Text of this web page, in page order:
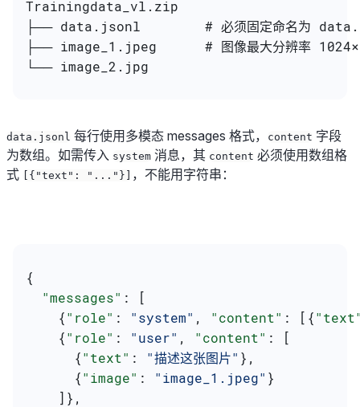
Trainingdata_vl.zip
├── data.jsonl        # 必须固定命名为
├── image_1.jpeg      # 图像最大分辨率
└── image_2.jpg
data.jsonl 每行使用多模态 messages 格式， content 字段
为数组。如需传入 system 消息，其 content 必须使用数组格
式 [{"text": "..."}] ，不能用字符串：
{
  "messages"
: [
    {
"role" : "system" , "content" : [{
    {
"role" : "user" , "content" : [
      {
"text" : "描述这张图片" },
      {
"image" : "image_1.jpeg" }
    ]},